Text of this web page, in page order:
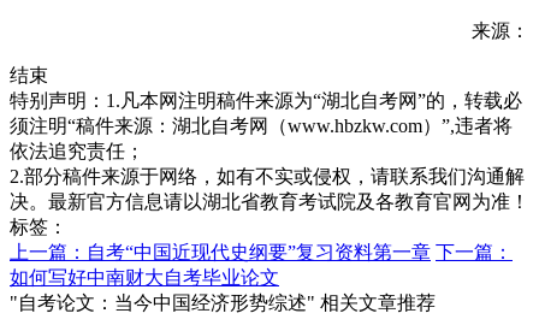
来源：
结束
特别声明：1.凡本网注明稿件来源为“湖北自考网”的，转载必
须注明“稿件来源：湖北自考网（www.hbzkw.com）”,违者将
依法追究责任；
2.部分稿件来源于网络，如有不实或侵权，请联系我们沟通解
决。最新官方信息请以湖北省教育考试院及各教育官网为准！
标签：
上一篇：自考“中国近现代史纲要”复习资料第一章 下一篇：
如何写好中南财大自考毕业论文
"自考论文：当今中国经济形势综述" 相关文章推荐